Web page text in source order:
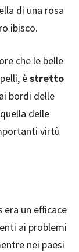
di una rosa
ibisco.
che le belle
èstretto
bordi delle
delle
virtù
era un efficace
ai problemi
nei paesi